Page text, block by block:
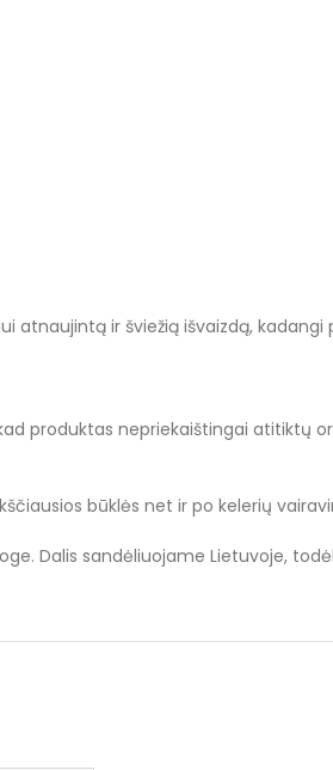
atnaujintą ir šviežią išvaizdą,
produktas nepriekaištingai atitiktų
būklės net ir po kelerių
Dalis sandėliuojame Lietuvoje,